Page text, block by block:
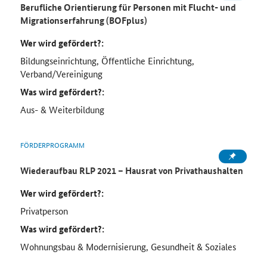
Berufliche Orientierung für Personen mit Flucht- und
Migrationserfahrung (BOFplus)
Wer wird gefördert?:
Bildungseinrichtung, Öffentliche Einrichtung,
Verband/Vereinigung
Was wird gefördert?:
Aus- & Weiterbildung
FÖRDERPROGRAMM
Wiederaufbau RLP 2021 – Hausrat von Privathaushalten
Wer wird gefördert?:
Privatperson
Was wird gefördert?:
Wohnungsbau & Modernisierung, Gesundheit & Soziales